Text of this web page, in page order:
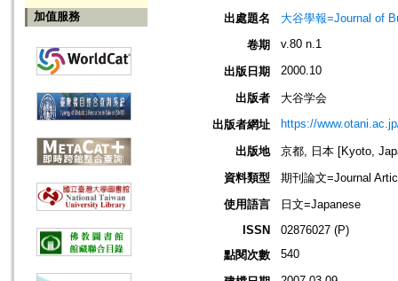
加值服務
出處題名
大谷學報=Journal of
卷期
v.80 n.1
出版日期 2000.10
出版者
大谷学会
出版者網址
https://
出版地
京都, 日本 [Kyoto,
資料類型
期刊論文=Journal
使用語言
日文=Japanese
ISSN
02876027 (P)
點閱次數
540